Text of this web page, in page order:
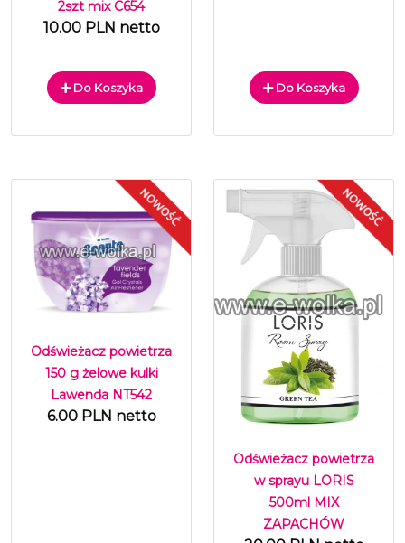
2szt mix C654
10.00 PLN netto
Do Koszyka Do Koszyka
Odświeżacz powietrza
150 g żelowe kulki
Lawenda NT542
6.00 PLN netto
Odświeżacz powietrza
w sprayu LORIS
500ml MIX
ZAPACHÓW